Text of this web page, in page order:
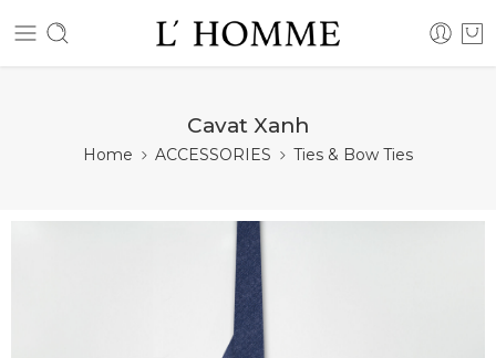
Cavat Xanh
Home ACCESSORIES Ties & Bow Ties